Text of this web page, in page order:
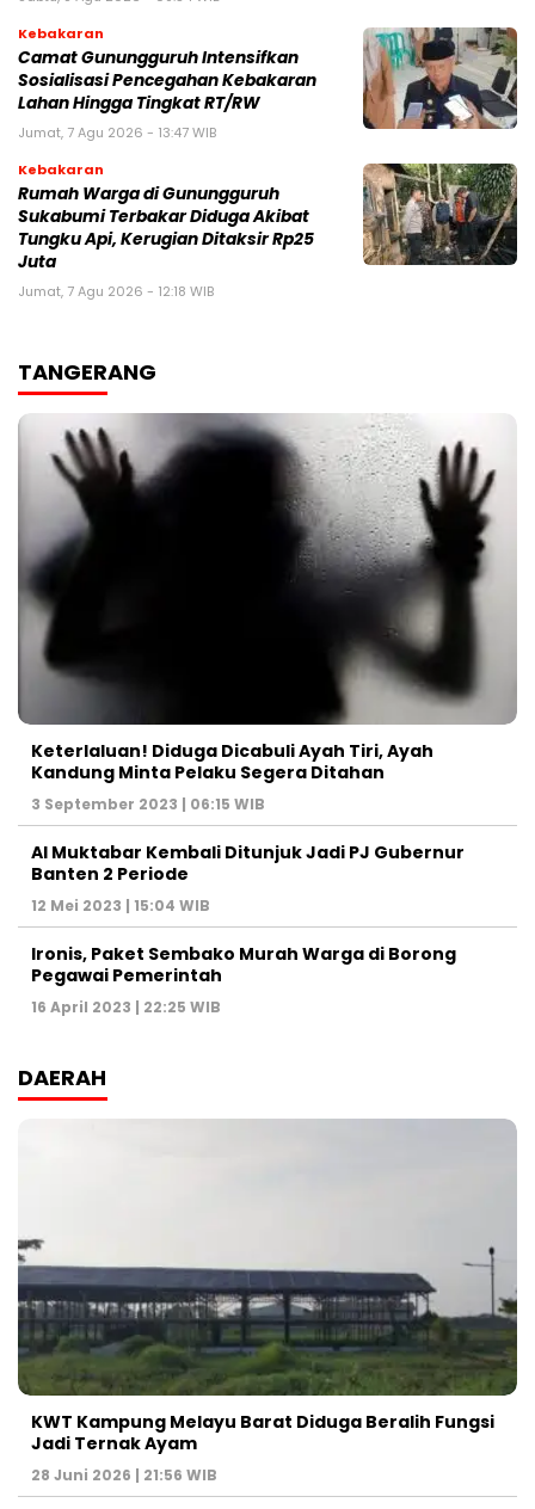
Kebakaran
‎‎Camat Gunungguruh Intensifkan
Sosialisasi Pencegahan Kebakaran
Lahan Hingga Tingkat RT/RW‎
Jumat, 7 Agu 2026 - 13:47 WIB
Kebakaran
‎Rumah Warga di Gunungguruh
Sukabumi Terbakar Diduga Akibat
Tungku Api, Kerugian Ditaksir Rp25
Juta
Jumat, 7 Agu 2026 - 12:18 WIB
TANGERANG
Keterlaluan! Diduga Dicabuli Ayah Tiri, Ayah
Kandung Minta Pelaku Segera Ditahan
3 September 2023 | 06:15 WIB
Al Muktabar Kembali Ditunjuk Jadi PJ Gubernur
Banten 2 Periode
12 Mei 2023 | 15:04 WIB
Ironis, Paket Sembako Murah Warga di Borong
Pegawai Pemerintah
16 April 2023 | 22:25 WIB
DAERAH
KWT Kampung Melayu Barat Diduga Beralih Fungsi
Jadi Ternak Ayam
28 Juni 2026 | 21:56 WIB